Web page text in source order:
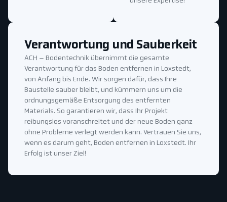
Verantwortung und Sauberkeit
ACH – Bodentechnik übernimmt die gesamte
Verantwortung für das Boden entfernen in Loxstedt,
von Anfang bis Ende. Wir sorgen dafür, dass Ihre
Baustelle sauber bleibt, und kümmern uns um die
ordnungsgemäße Entsorgung des entfernten
Materials. So garantieren wir, dass Ihr Projekt
reibungslos voranschreitet und der neue Boden ganz
ohne Probleme verlegt werden kann. Vertrauen Sie uns,
wenn es darum geht, Boden entfernen in Loxstedt. Ihr
Erfolg ist unser Ziel!